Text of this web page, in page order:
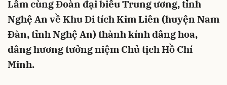
Lâm cùng Đoàn đại biểu Trung ương, tỉnh
Nghệ An về Khu Di tích Kim Liên (huyện Nam
Đàn, tỉnh Nghệ An) thành kính dâng hoa,
dâng hương tưởng niệm Chủ tịch Hồ Chí
Minh.